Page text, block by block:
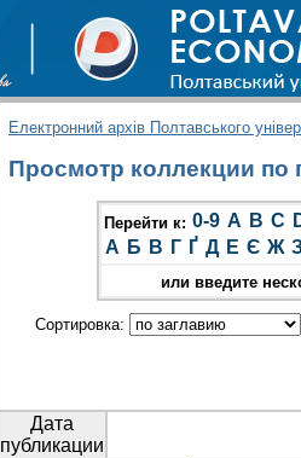
Електронний архів Полтавського
Просмотр коллекции по
Перейти к: 0-9 A B C
А Б В Г Ґ Д Е Є Ж
или введите
Сортировка:
Дата
публикации